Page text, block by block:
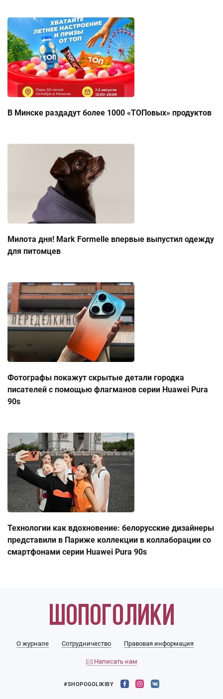
В Минске раздадут более 1000 «ТОПовых» продуктов
Милота дня! Mark Formelle впервые выпустил одежду
для питомцев
Фотографы покажут скрытые детали городка
писателей с помощью флагманов серии Huawei Pura
90s
Технологии как вдохновение: белорусские дизайнеры
представили в Париже коллекции в коллаборации со
смартфонами серии Huawei Pura 90s
О журнале Сотрудничество Правовая информация
Написать нам
#SHOPOGOLIKIBY